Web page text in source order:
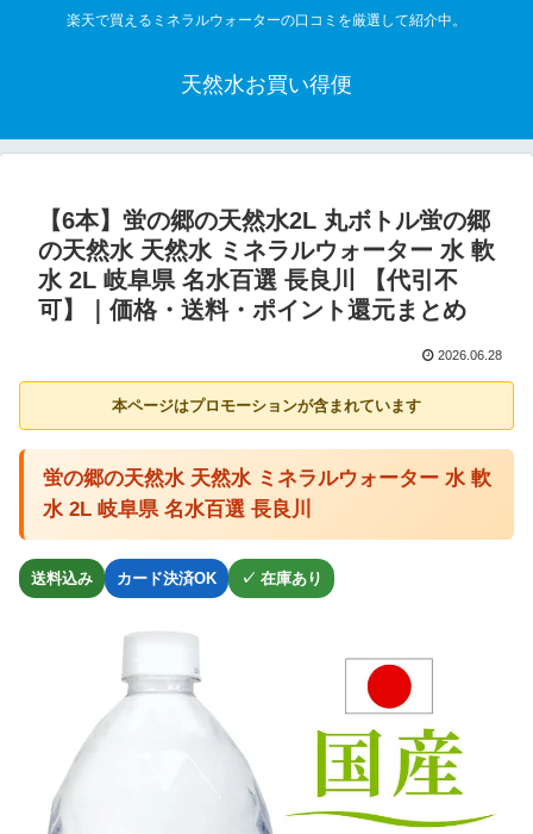
楽天で買えるミネラルウォーターの口コミを厳選して紹介中。
天然水お買い得便
【6本】蛍の郷の天然水2L 丸ボトル蛍の郷
の天然水 天然水 ミネラルウォーター 水 軟
水 2L 岐阜県 名水百選 長良川 【代引不
可】｜価格・送料・ポイント還元まとめ
2026.06.28
本ページはプロモーションが含まれています
蛍の郷の天然水 天然水 ミネラルウォーター 水 軟
水 2L 岐阜県 名水百選 長良川
送料込み カード決済OK ✓ 在庫あり